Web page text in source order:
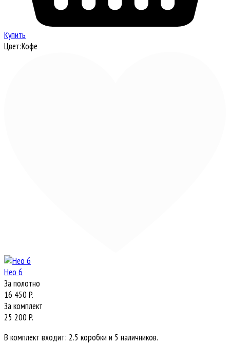
Купить
Цвет:Кофе
Нео 6
За полотно
16 450 P.
За комплект
25 200 P.
В комплект входит: 2.5 коробки и 5 наличников.